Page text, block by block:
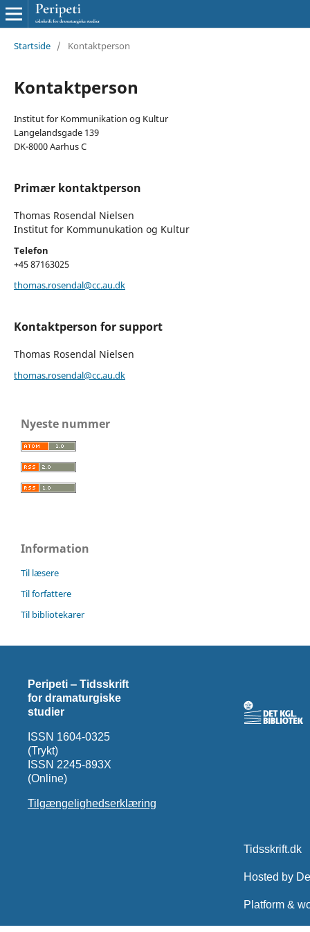
Startside / Kontaktperson
Kontaktperson
Institut for Kommunikation og Kultur
Langelandsgade 139
DK-8000 Aarhus C
Primær kontaktperson
Thomas Rosendal Nielsen
Institut for Kommunukation og Kultur
Telefon
+45 87163025
thomas.rosendal@cc.au.dk
Kontaktperson for support
Thomas Rosendal Nielsen
thomas.rosendal@cc.au.dk
Nyeste nummer
Information
Til læsere
Til forfattere
Til bibliotekarer
Peripeti ‒ Tidsskrift
for dramaturgiske
studier
ISSN 1604-0325
(Trykt)
ISSN 2245-893X
(Online)
Tilgængelighedserklæring